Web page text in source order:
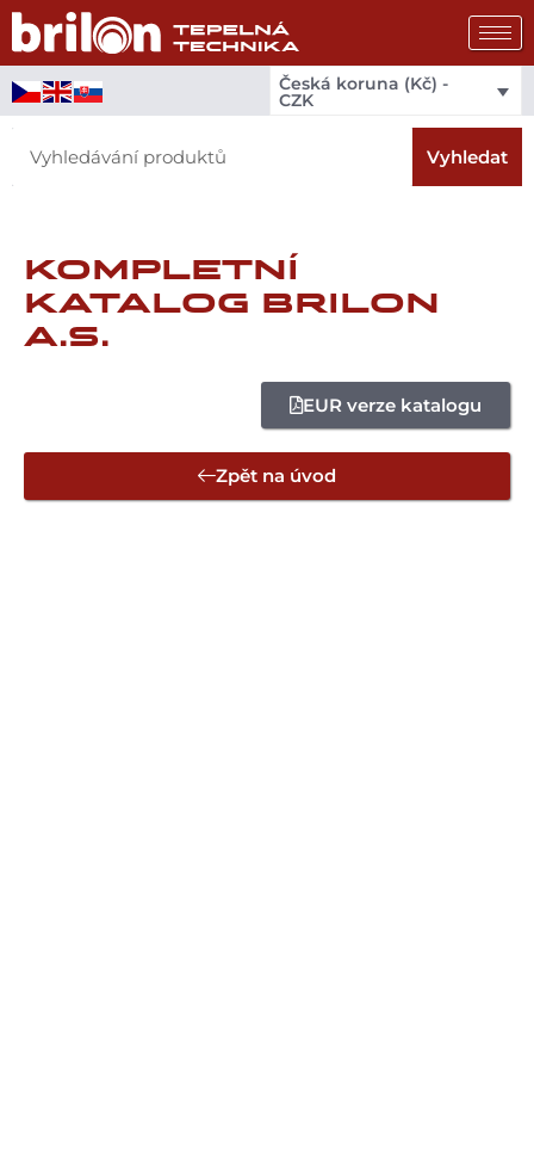
Přeskočit
obsah
Česká koruna (Kč) -
CZK
Vyhledat
KOMPLETNÍ
KATALOG BRILON
A.S.
EUR verze katalogu
Zpět na úvod